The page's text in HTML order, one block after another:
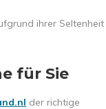
ihrer Seltenheit
für Sie
der richtige